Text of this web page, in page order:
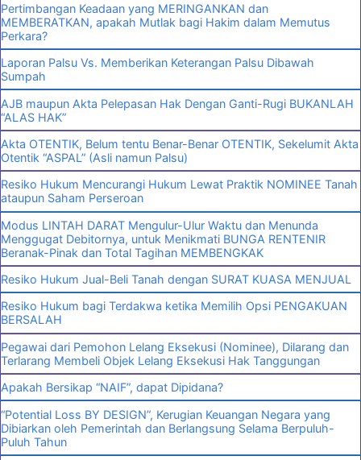
Pertimbangan Keadaan yang MERINGANKAN dan
MEMBERATKAN, apakah Mutlak bagi Hakim dalam Memutus
Perkara?
Laporan Palsu Vs. Memberikan Keterangan Palsu Dibawah
Sumpah
AJB maupun Akta Pelepasan Hak Dengan Ganti-Rugi BUKANLAH
“ALAS HAK”
Akta OTENTIK, Belum tentu Benar-Benar OTENTIK, Sekelumit Akta
Otentik “ASPAL” (Asli namun Palsu)
Resiko Hukum Mencurangi Hukum Lewat Praktik NOMINEE Tanah
ataupun Saham Perseroan
Modus LINTAH DARAT Mengulur-Ulur Waktu dan Menunda
Menggugat Debitornya, untuk Menikmati BUNGA RENTENIR
Beranak-Pinak dan Total Tagihan MEMBENGKAK
Resiko Hukum Jual-Beli Tanah dengan SURAT KUASA MENJUAL
Resiko Hukum bagi Terdakwa ketika Memilih Opsi PENGAKUAN
BERSALAH
Pegawai dari Pemohon Lelang Eksekusi (Nominee), Dilarang dan
Terlarang Membeli Objek Lelang Eksekusi Hak Tanggungan
Apakah Bersikap “NAIF”, dapat Dipidana?
“Potential Loss BY DESIGN”, Kerugian Keuangan Negara yang
Dibiarkan oleh Pemerintah dan Berlangsung Selama Berpuluh-
Puluh Tahun